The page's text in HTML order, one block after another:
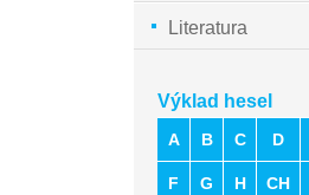
Literatura
Výklad hesel
A B C D
F G H CH